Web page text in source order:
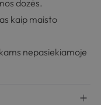
dozės.
kaip maisto
nepasiekiamoje